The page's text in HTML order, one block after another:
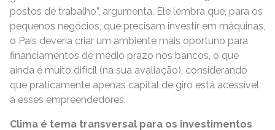
postos de trabalho”, argumenta. Ele lembra que, para os
pequenos negócios, que precisam investir em máquinas,
o País deveria criar um ambiente mais oportuno para
financiamentos de médio prazo nos bancos, o que
ainda é muito difícil (na sua avaliação), considerando
que praticamente apenas capital de giro está acessível
a esses empreendedores.
Clima é tema transversal para os investimentos